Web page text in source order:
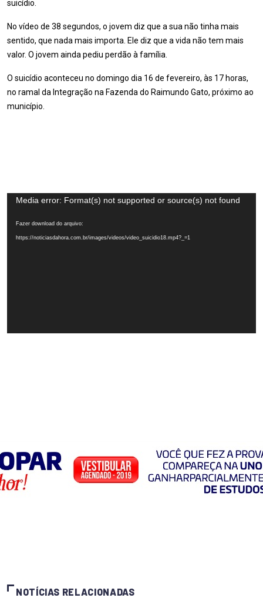
suicídio.
No vídeo de 38 segundos, o jovem diz que a sua não tinha mais
sentido, que nada mais importa. Ele diz que a vida não tem mais
valor. O jovem ainda pediu perdão à família.
O suicídio aconteceu no domingo dia 16 de fevereiro, às 17 horas,
no ramal da Integração na Fazenda do Raimundo Gato, próximo ao
município.
Tocador
vídeo
Media error: Format(s) not supported or source(s) not found
Fazer download do arquivo:
https://noticiasdahora.com.br/images/videos/video_suicidio18.mp4?_=1
NOTÍCIAS RELACIONADAS